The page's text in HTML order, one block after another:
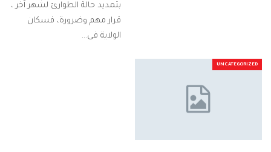
بتمديد حالة الطوارئ لشهر آخر ،
قرار مهم وضرورة، فسكان
الولاية فى…
UNCATEGORIZED